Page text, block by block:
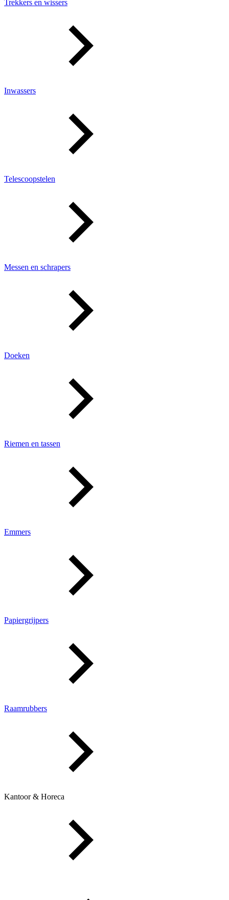
Trekkers en wissers
Inwassers
Telescoopstelen
Messen en schrapers
Doeken
Riemen en tassen
Emmers
Papiergrijpers
Raamrubbers
Kantoor & Horeca